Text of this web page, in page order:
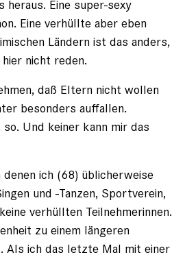
heraus. Eine super-sexy
Eine verhüllte aber eben
Ländern ist das anders,
nicht reden.
daß Eltern nicht wollen
besonders auffallen.
Und keiner kann mir das
ich (68) üblicherweise
und -Tanzen, Sportverein,
verhüllten Teilnehmerinnen.
zu einem längeren
Als ich das letzte Mal mit einer